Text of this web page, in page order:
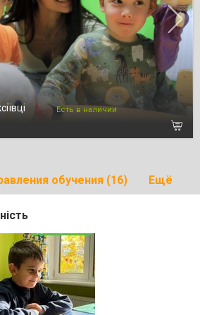
Есть в наличии
обучения (16) Ещё